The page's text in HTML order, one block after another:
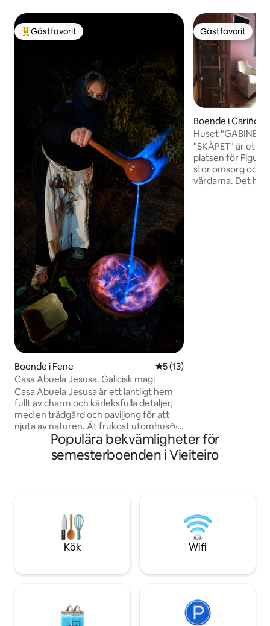
Populär gästfavorit
Gästfavorit
Boende i Fene 5 av 5 i genomsnittligt
5 (13)
Casa Abuela Jesusa. Galicisk magi
Casa Abuela Jesusa är ett lantligt hem
fullt av charm och kärleksfulla detaljer,
med en trädgård och paviljong för att
njuta av naturen. Ät frukost utomhus☕️.
Perfekt för att koppla av, varva ner och
njuta av den naturliga skönheten i Fragas
del Belelle 🌿 och dess vandringsleder till
Ferrol och Naron. Boendet har en
laddstation av typ 2 – 7,4 kW för elfordon
Gästfavorit
Gästfavorit
Boende i Cariño
Huset
"SKÅPET" är ett
platsen för
stor omsorg och
värdarna. Det
Populära bekvämligheter för
semesterboenden i Vieiteiro
Kök Wifi